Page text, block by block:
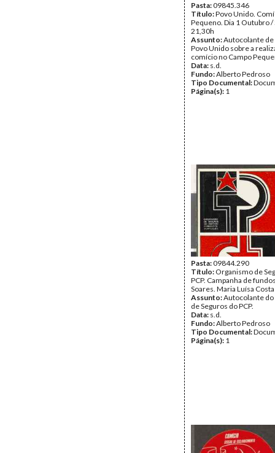
Pasta:09845.346
Título:Povo Unido.
Pequeno. Dia 1 Outubro /
21,30h
Assunto:Autocolante de
Povo Unido sobre a
comício no Campo
Data: s.d.
Fundo:Alberto Pedroso
Tipo Documental:
Página(s): 1
Pasta:09844.290
Título: Organismo de
PCP. Campanha de
Soares. Maria Luísa
Assunto:Autocolante
de Seguros do PCP.
Data: s.d.
Fundo:Alberto Pedroso
Tipo Documental:
Página(s): 1